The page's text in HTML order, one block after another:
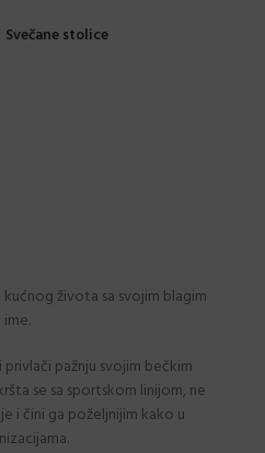
Svečane stolice
života sa svojim blagim
pažnju svojim bečkim
se sa sportskom linijom, ne
i čini ga poželjnijim kako u